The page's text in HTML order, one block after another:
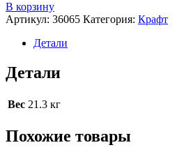
В корзину
Артикул: 36065 Категория: Крафт
Детали
Детали
Вес 21.3 кг
Похожие товары